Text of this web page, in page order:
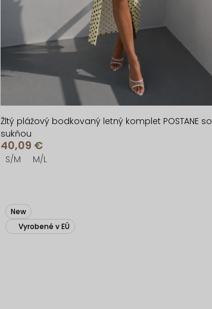
Žltý plážový bodkovaný letný komplet POSTANE so
sukňou
40,09 €
S/M M/L
New
Vyrobené v EÚ